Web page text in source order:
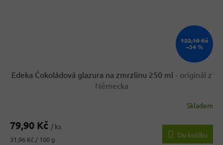
122,10 Kč
–34 %
Edeka Čokoládová glazura na zmrzlinu 250 ml - originál z
Německa
Skladem
79,90 Kč / ks
Měrná
31,96 Kč / 100 g
Do košíku